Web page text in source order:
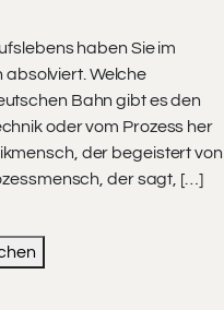
haben Sie im
Welche
Bahn gibt es den
oder vom Prozess her
der begeistert von
der sagt, […]